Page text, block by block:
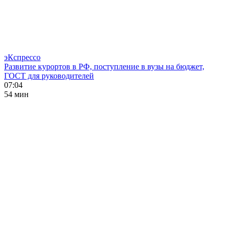
эКспрессо
Развитие курортов в РФ, поступление в вузы на бюджет,
ГОСТ для руководителей
07:04
54 мин